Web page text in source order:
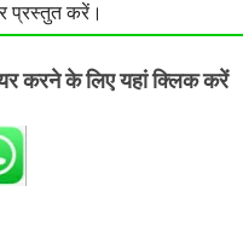
प्रस्तुत करें।
करने के लिए यहां क्लिक करें